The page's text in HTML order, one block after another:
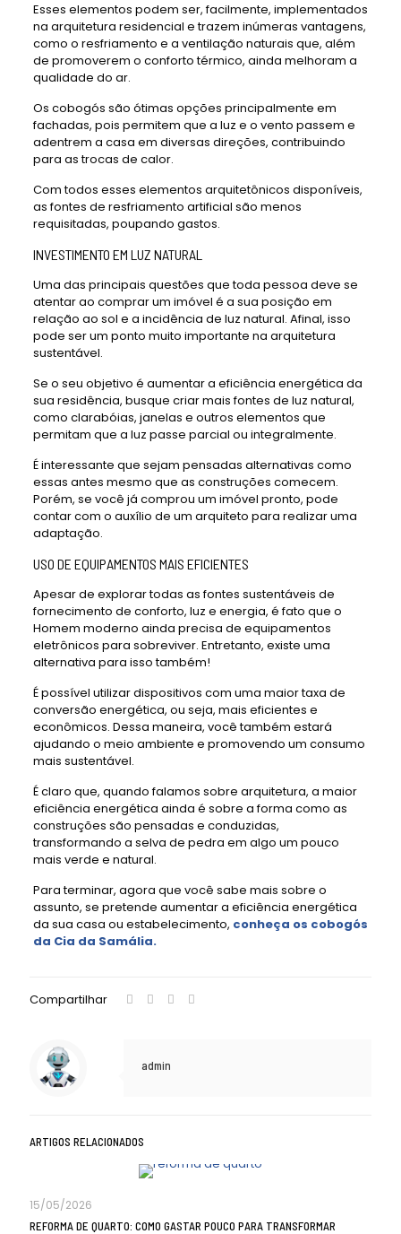
Esses elementos podem ser, facilmente, implementados
na arquitetura residencial e trazem inúmeras vantagens,
como o resfriamento e a ventilação naturais que, além
de promoverem o conforto térmico, ainda melhoram a
qualidade do ar.
Os cobogós são ótimas opções principalmente em
fachadas, pois permitem que a luz e o vento passem e
adentrem a casa em diversas direções, contribuindo
para as trocas de calor.
Com todos esses elementos arquitetônicos disponíveis,
as fontes de resfriamento artificial são menos
requisitadas, poupando gastos.
INVESTIMENTO EM LUZ NATURAL
Uma das principais questões que toda pessoa deve se
atentar ao comprar um imóvel é a sua posição em
relação ao sol e a incidência de luz natural. Afinal, isso
pode ser um ponto muito importante na arquitetura
sustentável.
Se o seu objetivo é aumentar a eficiência energética da
sua residência, busque criar mais fontes de luz natural,
como clarabóias, janelas e outros elementos que
permitam que a luz passe parcial ou integralmente.
É interessante que sejam pensadas alternativas como
essas antes mesmo que as construções comecem.
Porém, se você já comprou um imóvel pronto, pode
contar com o auxílio de um arquiteto para realizar uma
adaptação.
USO DE EQUIPAMENTOS MAIS EFICIENTES
Apesar de explorar todas as fontes sustentáveis de
fornecimento de conforto, luz e energia, é fato que o
Homem moderno ainda precisa de equipamentos
eletrônicos para sobreviver. Entretanto, existe uma
alternativa para isso também!
É possível utilizar dispositivos com uma maior taxa de
conversão energética, ou seja, mais eficientes e
econômicos. Dessa maneira, você também estará
ajudando o meio ambiente e promovendo um consumo
mais sustentável.
É claro que, quando falamos sobre arquitetura, a maior
eficiência energética ainda é sobre a forma como as
construções são pensadas e conduzidas,
transformando a selva de pedra em algo um pouco
mais verde e natural.
Para terminar, agora que você sabe mais sobre o
assunto, se pretende aumentar a eficiência energética
da sua casa ou estabelecimento, conheça os cobogós
da Cia da Samália.
Compartilhar
admin
ARTIGOS RELACIONADOS
15/05/2026
REFORMA DE QUARTO: COMO GASTAR POUCO PARA TRANSFORMAR